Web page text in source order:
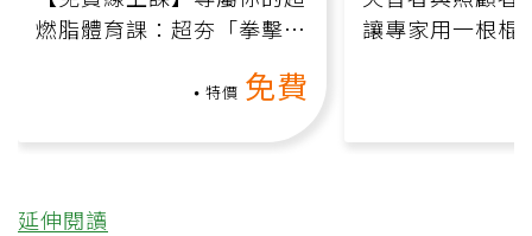
燃脂體育課：超夯「拳擊有
特價 免費
讓專家用一根棍
延伸閱讀